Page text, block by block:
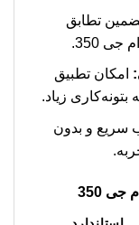
تطابق
350.
امکان تطبیق
بتونه‌کاری زیاد.
سریع و بدون
350